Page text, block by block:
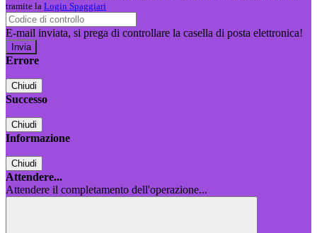
tramite la Login Spaggiari
E-mail inviata, si prega di controllare la casella di posta elettronica!
Errore
Chiudi
Successo
Chiudi
Informazione
Chiudi
Attendere...
Attendere il completamento dell'operazione...